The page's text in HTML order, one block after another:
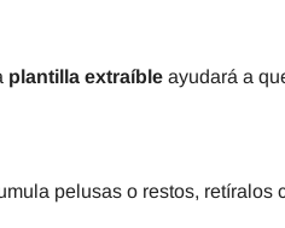
plantilla extraíble ayudará a
pelusas o restos, retíralos